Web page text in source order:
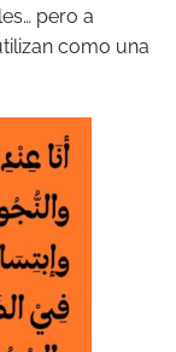
pero a
como una